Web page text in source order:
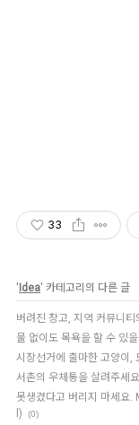
33
'Idea' 카테고리의 다른 글
버려진 창고, 지역 커뮤니티
물 없이도 목욕을 할 수 있
시장선거에 출마한 고양이,
서촌의 우체통을 살려주세
못생겼다고 버리지 마세
l)
(0)